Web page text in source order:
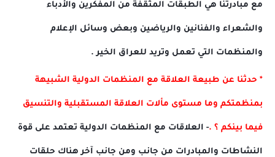
مع مبادرتنا هي الطبقات المثقفة من المفكرين والأدباء
والشعراء والفنانين والرياضين وبعض وسائل الإعلام
والمنظمات التي تعمل وتريد للعراق الخير .
* حدثنا عن طبيعة العلاقة مع المنظمات الدولية الشبيهة
بمنظمتكم وما مستوى مألات العلاقة المستقبلية والتنسيق
فيما بينكم ؟ .- العلاقات مع المنظمات الدولية تعتمد على قوة
النشاطات والمبادرات من جانب ومن جانب آخر هناك حلقات